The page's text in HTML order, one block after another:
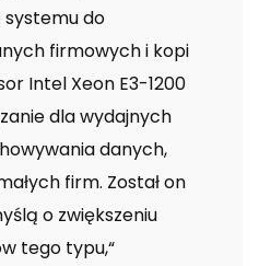
do
firmowych i kopi
Intel Xeon E3-1200
dla wydajnych
danych,
firm. Został on
o zwiększeniu
tego typu,“